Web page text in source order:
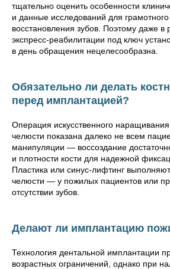
тщательно оценить особенности
и данные исследований для
восстановления зубов. Поэтому даже в
экспресс-реабилитации под ключ
в день обращения нецелесообразна.
Обязательно ли делать
перед имплантацией?
Операция искусственного наращивания
челюсти показана далеко не всем
манипуляции — воссоздание
и плотности кости для надежной
Пластика или синус-лифтинг
челюсти — у пожилых пациентов или
отсутствии зубов.
Делают ли имплантацию
Технология дентальной имплантации
возрастных ограничений, однако при